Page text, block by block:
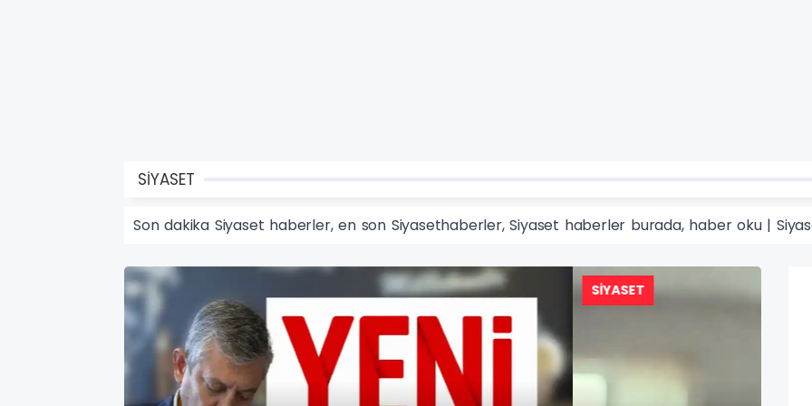
SİYASET
Son dakika Siyaset haberler, en son Siyasethaberler, Siyaset haberler burada, haber oku |
SİYASET